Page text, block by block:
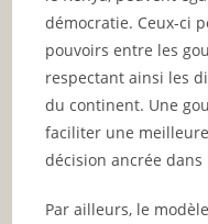
démocratie. Ceux-ci
pouvoirs entre les
respectant ainsi les
du continent. Une
faciliter une
décision ancrée
Par ailleurs, le